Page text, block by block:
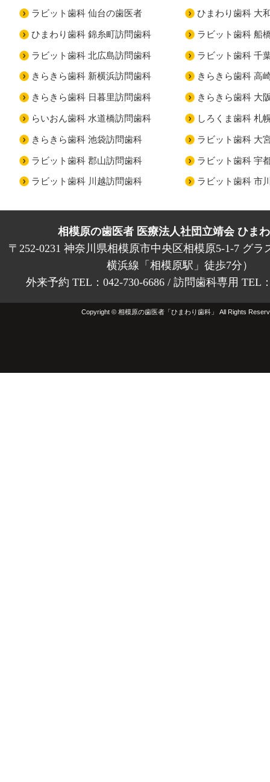
ラビット歯科 仙台の歯医者 ひまわり歯科 大
ひまわり歯科 錦糸町訪問歯科 ラビット歯科 船
ラビット歯科 北広島訪問歯科 ラビット歯科 千
きらきら歯科 新横浜訪問歯科 きらきら歯科 高
きらきら歯科 日暮里訪問歯科 きらきら歯科 大
らいおん歯科 水道橋訪問歯科 しろくま歯科 札
きらきら歯科 池袋訪問歯科 ラビット歯科 大
ラビット歯科 郡山訪問歯科 ラビット歯科 宇
ラビット歯科 川越訪問歯科 ラビット歯科 市
相模原の歯医者 医療法人社団立靖会 ひま
〒252-0231 神奈川県相模原市中央区相模原5-1-7 グラ
横浜線「相模原駅」徒歩7分）
外来予約 TEL：042-730-6686 / 訪問歯科専用 TEL
Copyright © 相模原の歯医者「ひまわり歯科」 All Rights